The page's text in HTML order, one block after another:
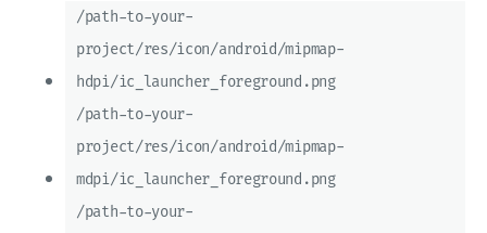
/path-to-your-
project/res/icon/android/mipmap-
hdpi/ic_launcher_foreground.png
/path-to-your-
project/res/icon/android/mipmap-
mdpi/ic_launcher_foreground.png
/path-to-your-